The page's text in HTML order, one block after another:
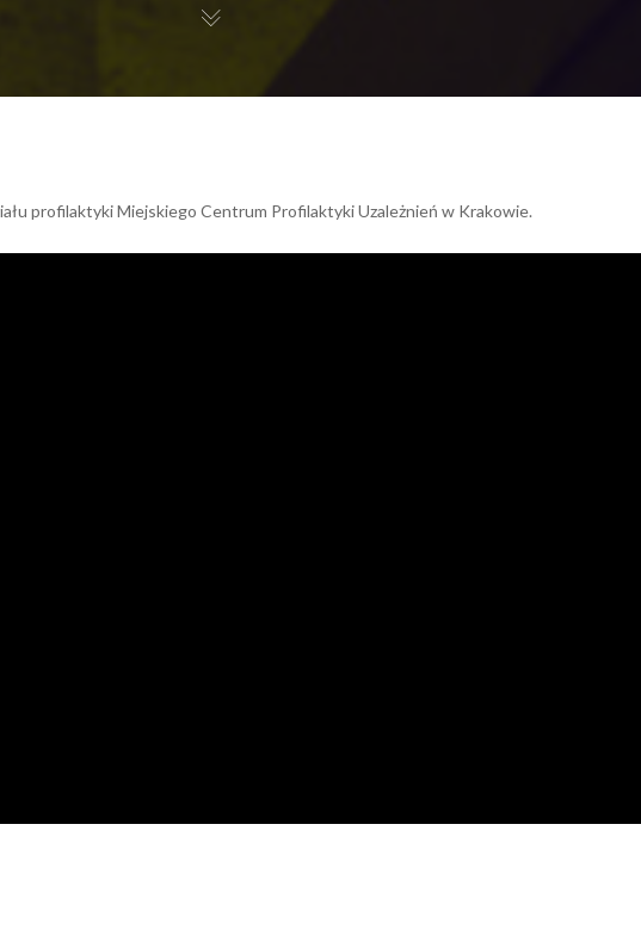
profilaktyki Miejskiego Centrum Profilaktyki Uzależnień w Krakowie.